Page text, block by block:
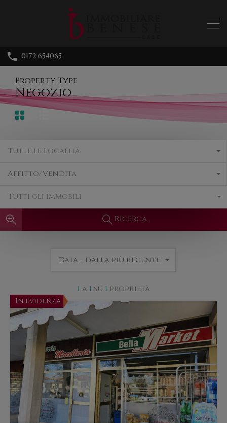
0172 654065
Property Type
Negozio
Tutte le Località
Affitto/Vendita
Tutti gli immobili
Ricerca
1 a 1 su 1 proprietà
Data - dalla più recente
In evidenza